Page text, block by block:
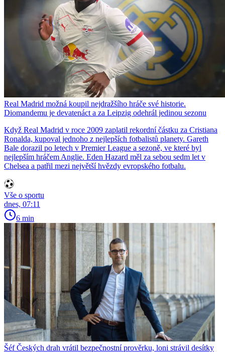
Real Madrid možná koupil nejdražšího hráče své historie.
Diomandemu je devatenáct a za Leipzig odehrál jedinou sezonu
Když Real Madrid v roce 2009 zaplatil rekordní částku za Cristiana
Ronalda, kupoval jednoho z nejlepších fotbalistů planety. Gareth
Bale dorazil po letech v Premier League a sezoně, ve které byl
nejlepším hráčem Anglie. Eden Hazard měl za sebou sedm let v
Chelsea a patřil mezi největší hvězdy evropského fotbalu.
Vše o sportu
dnes, 07:11
6 min
Šéf Českých drah vrátil bezpečnostní prověrku, loni strávil desítky